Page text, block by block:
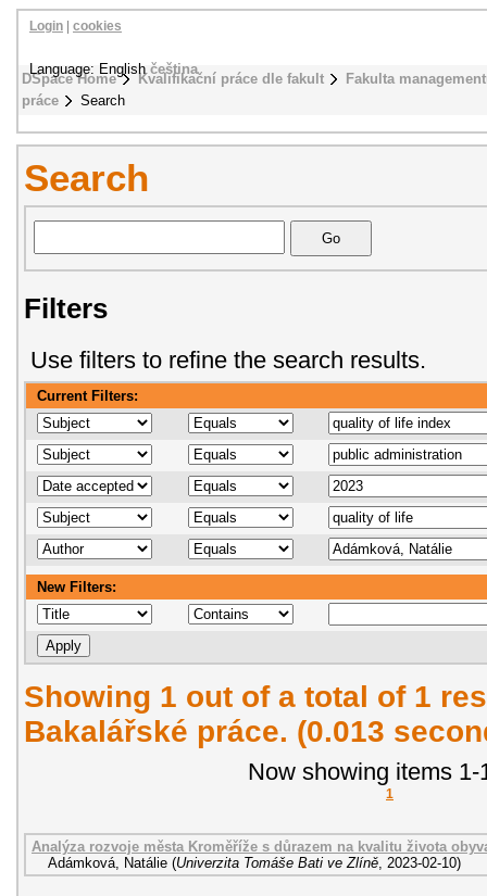
DSpace Home Kvalifikační práce dle fakult
Fakulta
práce
Search
Login cookies
Language: Englishčeština
Search
Filters
Use filters to refine the search results.
Current Filters:
New Filters:
Showing 1 out of a total of 1
Bakalářské práce. (0.013
Now showing items 1-
1
Analýza rozvoje města Kroměříže s důrazem na kvalitu života
Adámková, Natálie (Univerzita Tomáše Bati ve Zlíně, 2023-02-10)